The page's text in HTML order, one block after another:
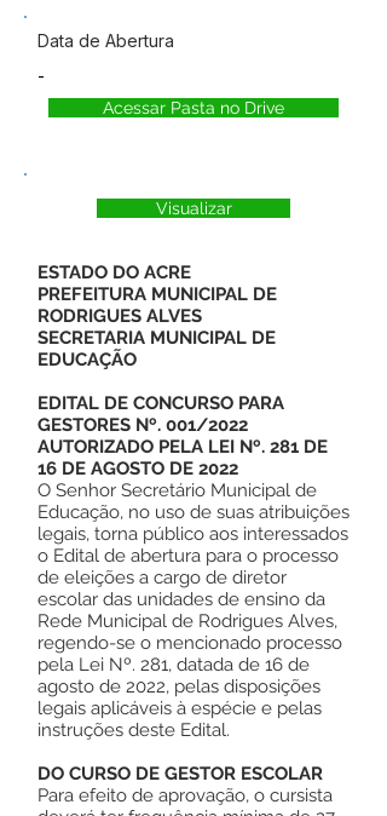
Data de Abertura
-
Acessar Pasta no Drive
Visualizar
ESTADO DO ACRE
PREFEITURA MUNICIPAL DE
RODRIGUES ALVES
SECRETARIA MUNICIPAL DE
EDUCAÇÃO
EDITAL DE CONCURSO PARA
GESTORES Nº. 001/2022
AUTORIZADO PELA LEI Nº. 281 DE
16 DE AGOSTO DE 2022
O Senhor Secretário Municipal de
Educação, no uso de suas atribuições
legais, torna público aos interessados
o Edital de abertura para o processo
de eleições a cargo de diretor
escolar das unidades de ensino da
Rede Municipal de Rodrigues Alves,
regendo-se o mencionado processo
pela Lei Nº. 281, datada de 16 de
agosto de 2022, pelas disposições
legais aplicáveis à espécie e pelas
instruções deste Edital.
DO CURSO DE GESTOR ESCOLAR
Para efeito de aprovação, o cursista